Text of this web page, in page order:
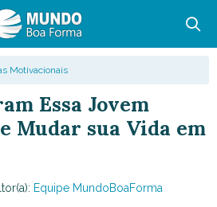
Motivacionais
Essa Jovem
Mudar sua Vida em
Equipe MundoBoaForma